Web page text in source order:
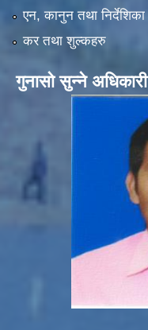
एन, कानुन तथा निर्देशिका
कर तथा शुल्कहरु
गुनासो सुन्ने अधिकारी